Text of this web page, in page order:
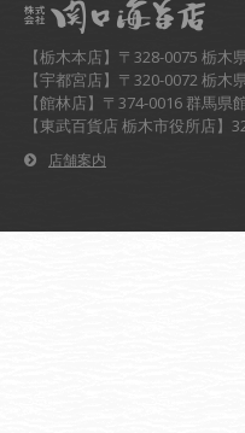
【栃木本店】〒328-0075 栃木
【宇都宮店】〒320-0072 栃木
【館林店】〒374-0016 群馬県
【東武百貨店 栃木市役所店】
店舗案内